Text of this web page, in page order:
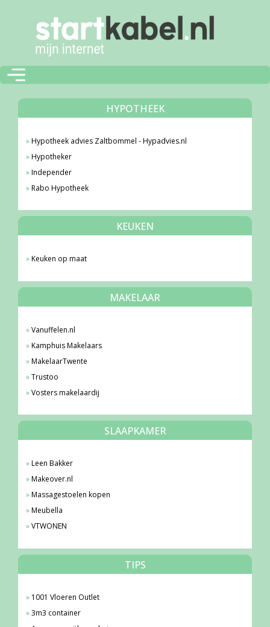
HYPOTHEEK
Hypotheek advies Zaltbommel - Hypadvies.nl
Hypotheker
Independer
Rabo Hypotheek
KEUKEN
Keuken op maat
MAKELAAR
Vanuffelen.nl
Kamphuis Makelaars
MakelaarTwente
Trustoo
Vosters makelaardij
SLAAPKAMER
Leen Bakker
Makeover.nl
Massagestoelen kopen
Meubella
VTWONEN
TIPS
1001 Vloeren Outlet
3m3 container